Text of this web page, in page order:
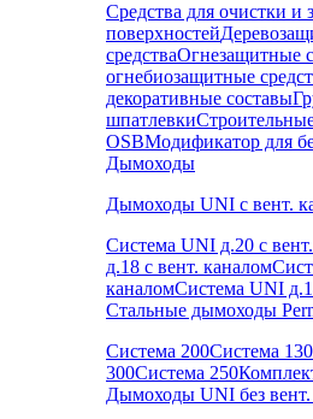
Средства для очистки
поверхностей
средстваОгнезащитные
огнебиозащитные
декоративные составы
шпатлевки
OSBМодификатор для
Дымоходы
Дымоходы UNI с вент.
Система UNI д.20 с
д.18 с вент. каналом
каналомСистема UNI
Стальные дымоходы
Система 200Система 130
300Система 250
Дымоходы UNI без вент.